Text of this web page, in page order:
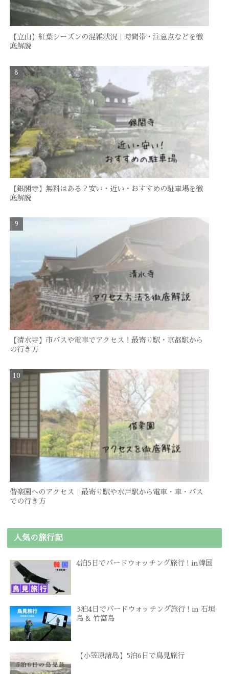
【立山】紅葉シーズンの混雑状況｜時間帯・注意点などを徹
底解説
【銀閣寺】無料はある？安い・近い・おすすめの駐車場を徹
底解説
【清水寺】市バスや電車でアクセス！最寄り駅・京都駅から
の行き方
偕楽園へのアクセス｜最寄り駅や水戸駅から電車・車・バス
での行き方
人気の旅行記
4泊5日でバードウォッチング旅行 ! in韓国
3泊4日でバードウォッチング旅行 ! in 石垣
島 & 竹富島
【小笠原諸島】5泊6日で鳥見旅行